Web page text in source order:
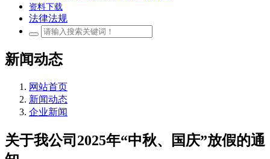
资料下载
法律法规
新闻动态
网站首页
新闻动态
企业新闻
关于我公司2025年“中秋、国庆”放假的通